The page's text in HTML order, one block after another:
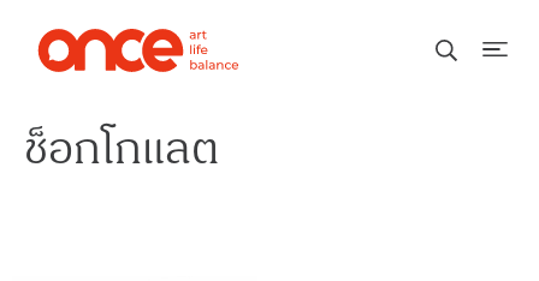
ช็อกโกแลต